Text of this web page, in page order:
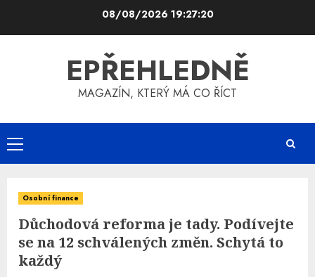
08/08/2026 19:27:20
EPŘEHLEDNĚ
MAGAZÍN, KTERÝ MÁ CO ŘÍCT
Primary
Menu
Osobní finance
Důchodová reforma je tady. Podívejte
se na 12 schválených změn. Schytá to
každý